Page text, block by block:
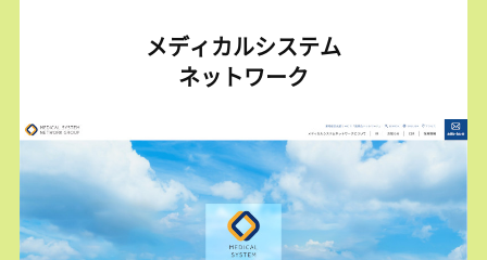
メディカルシステム
ネットワーク